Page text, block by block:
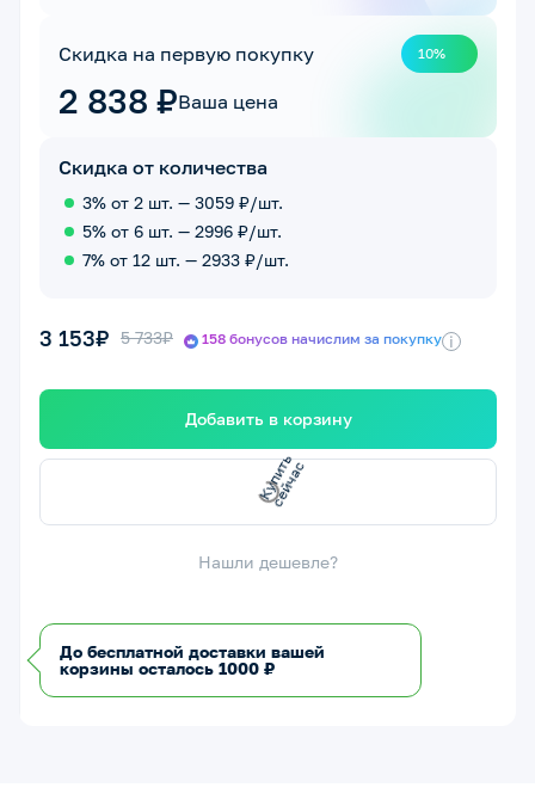
Скидка на первую покупку 10%
2 838 ₽Ваша цена
Скидка от количества
3% от 2 шт. — 3059 ₽/шт.
5% от 6 шт. — 2996 ₽/шт.
7% от 12 шт. — 2933 ₽/шт.
3 153₽ 5 733₽ 158 бонусов начислим за покупку i
Добавить в корзину
К
у
п
и
т
ь
се
й
ч
а
с
Нашли дешевле?
До бесплатной доставки вашей
корзины осталось 1000 ₽